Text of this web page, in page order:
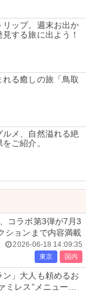
リップ。週末お出か
する旅に出よう！
る癒しの旅「鳥取
メ、自然溢れる絶
ご紹介。
コラボ第3弾が7月3
ションまで内容満載
2026-06-18 14:09:35
東京 国内
」大人も頼めるお
ミレス”メニュー充